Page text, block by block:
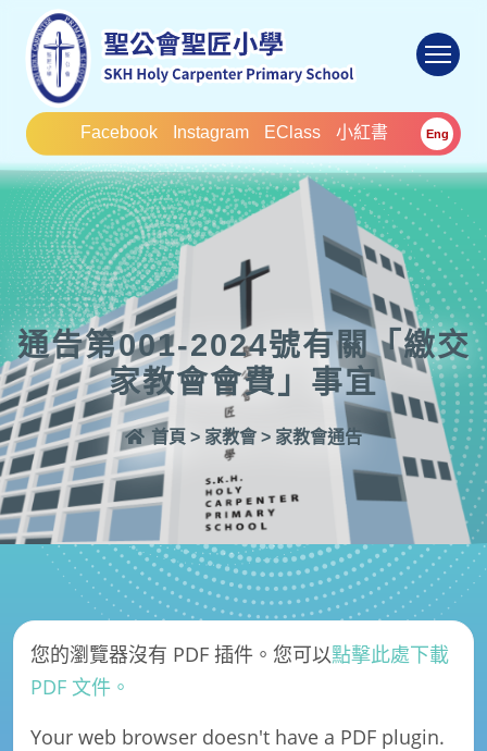
Facebook Instagram EClass 小紅書 Eng
通告第001-2024號有關「繳交
家教會會費」事宜
首頁 > 家教會 > 家教會通告
您的瀏覽器沒有 PDF 插件。您可以點擊此處下載
PDF 文件。
Your web browser doesn't have a PDF plugin.